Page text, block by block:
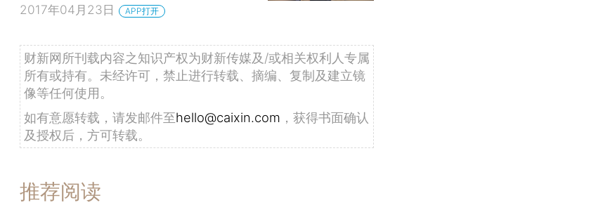
2017年04月23日 APP打开
财新网所刊载内容之知识产权为财新传媒及/或相关权利人专属
所有或持有。未经许可，禁止进行转载、摘编、复制及建立镜
像等任何使用。
如有意愿转载，请发邮件至hello@caixin.com ，获得书面确认
及授权后，方可转载。
推荐阅读